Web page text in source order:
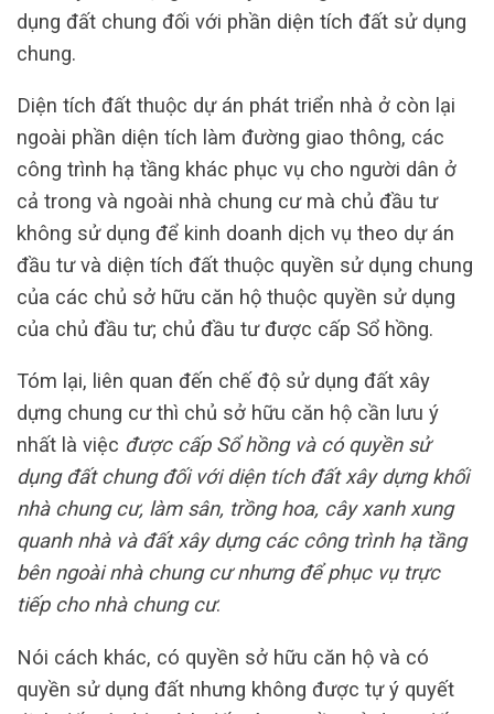
dụng đất chung đối với phần diện tích đất sử dụng
chung.
Diện tích đất thuộc dự án phát triển nhà ở còn lại
ngoài phần diện tích làm đường giao thông, các
công trình hạ tầng khác phục vụ cho người dân ở
cả trong và ngoài nhà chung cư mà chủ đầu tư
không sử dụng để kinh doanh dịch vụ theo dự án
đầu tư và diện tích đất thuộc quyền sử dụng chung
của các chủ sở hữu căn hộ thuộc quyền sử dụng
của chủ đầu tư; chủ đầu tư được cấp Sổ hồng.
Tóm lại, liên quan đến chế độ sử dụng đất xây
dựng chung cư thì chủ sở hữu căn hộ cần lưu ý
nhất là việc được cấp Sổ hồng và có quyền sử
dụng đất chung đối với diện tích đất xây dựng khối
nhà chung cư, làm sân, trồng hoa, cây xanh xung
quanh nhà và đất xây dựng các công trình hạ tầng
bên ngoài nhà chung cư nhưng để phục vụ trực
tiếp cho nhà chung cư.
Nói cách khác, có quyền sở hữu căn hộ và có
quyền sử dụng đất nhưng không được tự ý quyết